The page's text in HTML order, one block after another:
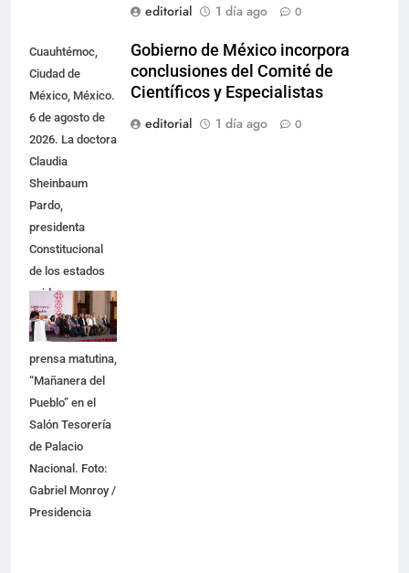
editorial 1 día ago 0
Cuauhtémoc,
Ciudad de
México, México.
6 de agosto de
2026. La doctora
Claudia
Sheinbaum
Pardo,
presidenta
Constitucional
de los estados
unidos
Mexicanos en
Conferencia de
prensa matutina,
“Mañanera del
Pueblo” en el
Salón Tesorería
de Palacio
Nacional. Foto:
Gabriel Monroy /
Presidencia
Gobierno de México incorpora
conclusiones del Comité de
Científicos y Especialistas
editorial
1 día ago 0